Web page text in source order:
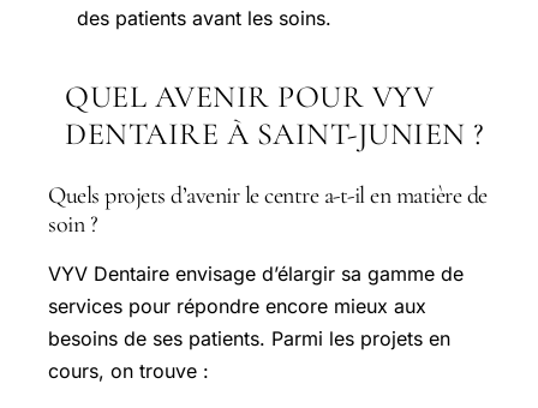
des patients avant les soins.
QUEL AVENIR POUR VYV
DENTAIRE À SAINT-JUNIEN ?
Quels projets d’avenir le centre a-t-il en matière de
soin ?
VYV Dentaire envisage d’élargir sa gamme de
services pour répondre encore mieux aux
besoins de ses patients. Parmi les projets en
cours, on trouve :